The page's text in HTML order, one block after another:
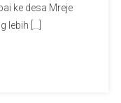
ke desa Mreje
lebih […]